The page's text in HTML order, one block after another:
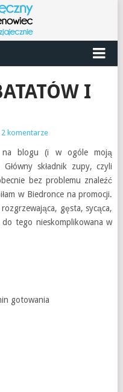
I
2 komentarze
na blogu (i w ogóle moją
Główny składnik zupy, czyli
bez problemu znaleźć
w Biedronce na promocji.
gęsta, sycąca,
tego nieskomplikowana w
gotowania